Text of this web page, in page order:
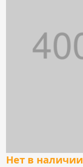
Нет в наличии